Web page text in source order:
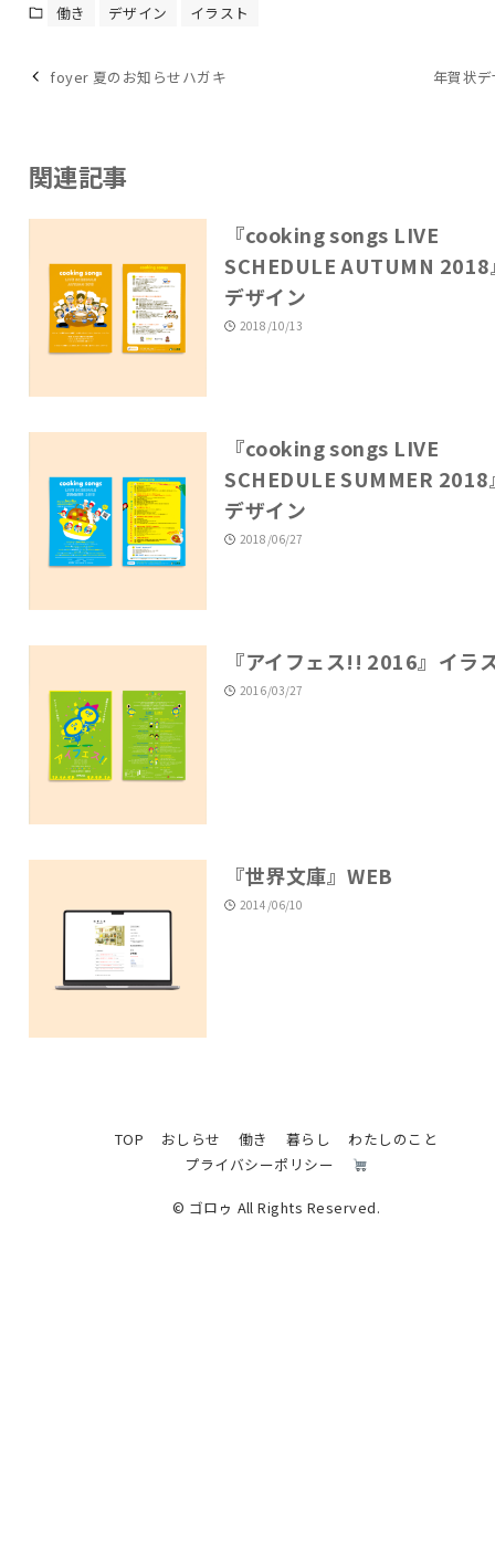
働き デザイン イラスト
foyer 夏のお知らせハガキ 年賀状
関連記事
『cooking songs LIVE
SCHEDULE AUTUMN 2018
デザイン
2018/10/13
『cooking songs LIVE
SCHEDULE SUMMER 2018
デザイン
2018/06/27
『アイフェス!! 2016』イラ
2016/03/27
『世界文庫』WEB
2014/06/10
TOP おしらせ 働き 暮らし
わたしのこと
プライバシーポリシー
© ゴロゥ All Rights Reserved.